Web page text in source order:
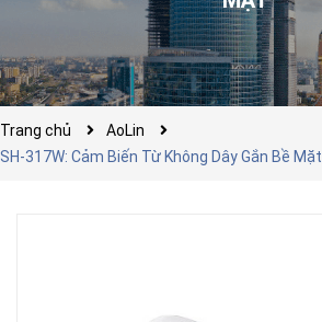
Trang chủ
AoLin
SH-317W: Cảm Biến Từ Không Dây Gắn Bề Mặt